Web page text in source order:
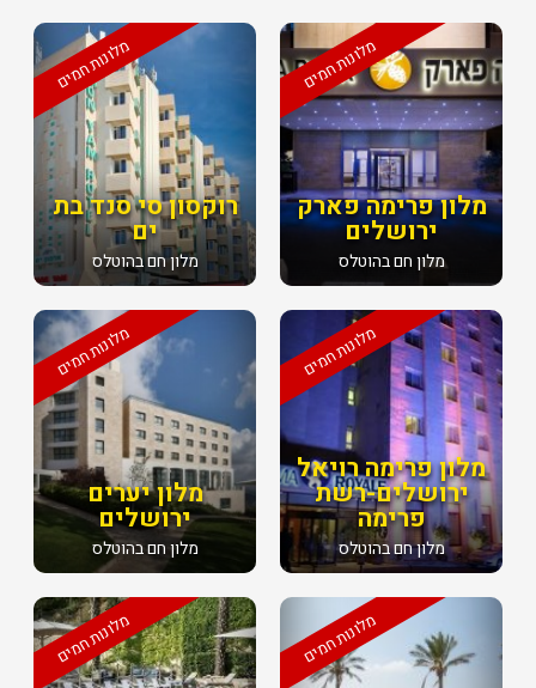
מלונות חמים
רוקסון סי סנד בת
ים
מלון חם בהוטלס
מלונות חמים
מלון פרימה פארק
ירושלים
מלון חם בהוטלס
מלונות חמים
מלון יערים
ירושלים
מלון חם בהוטלס
מלונות חמים
מלון פרימה רויאל
ירושלים-רשת
פרימה
מלון חם בהוטלס
מלונות חמים מלונות חמים